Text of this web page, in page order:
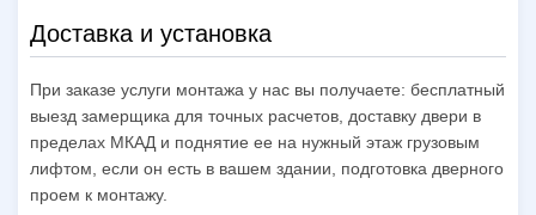
Доставка и установка
При заказе услуги монтажа у нас вы получаете: бесплатный
выезд замерщика для точных расчетов, доставку двери в
пределах МКАД и поднятие ее на нужный этаж грузовым
лифтом, если он есть в вашем здании, подготовка дверного
проем к монтажу.